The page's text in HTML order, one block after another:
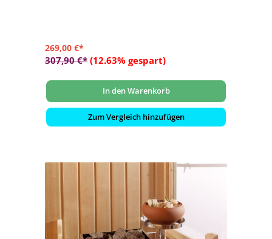
269,00 €*
307,90 €* (12.63% gespart)
In den Warenkorb
Zum Vergleich hinzufügen